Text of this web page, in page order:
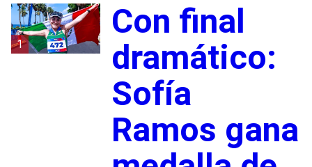
1
Con final
dramático:
Sofía
Ramos gana